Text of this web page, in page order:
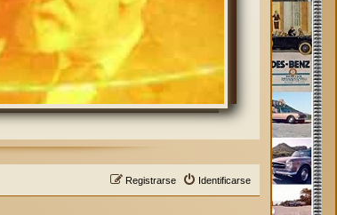
Identificarse
Registrarse